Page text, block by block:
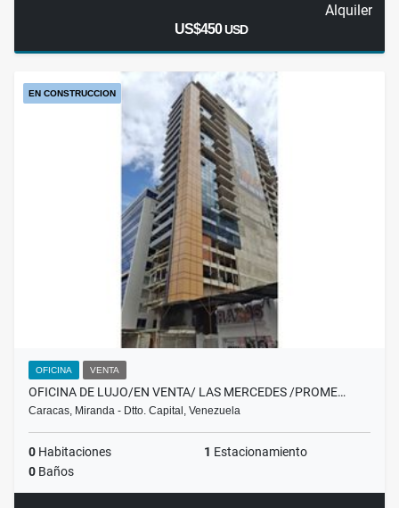
Alquiler
US$450USD
EN CONSTRUCCION
OFICINA VENTA
OFICINA DE LUJO/EN VENTA/ LAS MERCEDES /PROME…
Caracas, Miranda - Dtto. Capital, Venezuela
0 Habitaciones 1 Estacionamiento
0 Baños